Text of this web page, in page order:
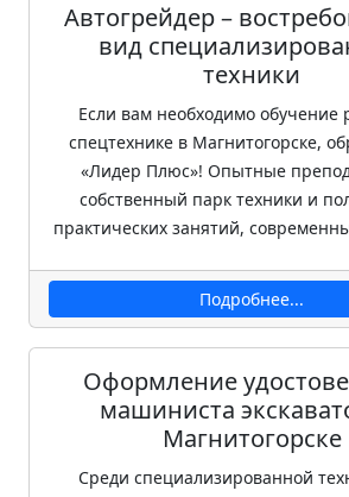
Автогрейдер –
вид
техники
Если вам необходимо обучение
спецтехнике в Магнитогорске,
«Лидер Плюс»! Опытные
собственный парк техники и
практических занятий,
Подробнее...
Оформление
машиниста
Магнитогорске
Среди специализированной